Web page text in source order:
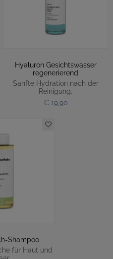
Hyaluron Gesichtswasser
regenerierend
Sanfte Hydration nach der
Reinigung.
€ 19,90
Shampoo
für Haut und